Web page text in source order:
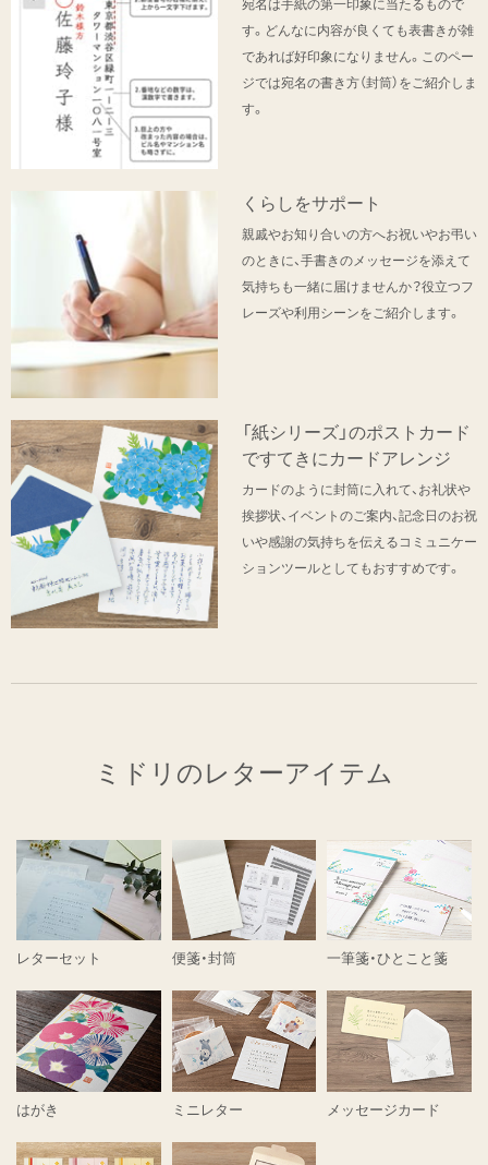
宛名は手紙の第一印象に当たるもので
す。どんなに内容が良くても表書きが雑
であれば好印象になりません。このペー
ジでは宛名の書き方（封筒）をご紹介しま
す。
くらしをサポート
親戚やお知り合いの方へお祝いやお弔い
のときに、手書きのメッセージを添えて
気持ちも一緒に届けませんか？役立つフ
レーズや利用シーンをご紹介します。
「紙シリーズ」のポストカード
ですてきにカードアレンジ
カードのように封筒に入れて、お礼状や
挨拶状、イベントのご案内、記念日のお祝
いや感謝の気持ちを伝えるコミュニケー
ションツールとしてもおすすめです。
ミドリのレターアイテム
レターセット 便箋・封筒 一筆箋・ひとこと箋
はがき ミニレター メッセージカード